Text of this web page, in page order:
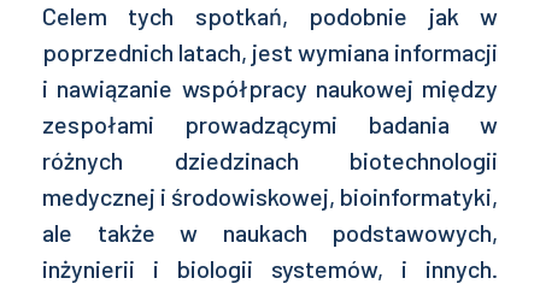
Celem tych spotkań, podobnie jak w
poprzednich latach, jest wymiana informacji
i nawiązanie współpracy naukowej między
zespołami prowadzącymi badania w
różnych dziedzinach biotechnologii
medycznej i środowiskowej, bioinformatyki,
ale także w naukach podstawowych,
inżynierii i biologii systemów, i innych.